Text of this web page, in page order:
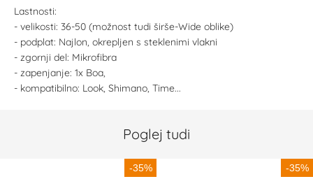
Lastnosti:
- velikosti: 36-50 (možnost tudi širše-Wide oblike)
- podplat: Najlon, okrepljen s steklenimi vlakni
- zgornji del: Mikrofibra
- zapenjanje: 1x Boa,
- kompatibilno: Look, Shimano, Time...
Poglej tudi
-35% -35%